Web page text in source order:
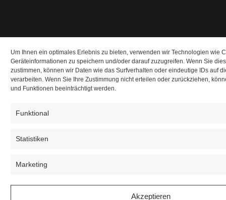
Um Ihnen ein optimales Erlebnis zu bieten, verwenden wir Technologien wie
Geräteinformationen zu speichern und/oder darauf zuzugreifen. Wenn Sie
zustimmen, können wir Daten wie das Surfverhalten oder eindeutige IDs auf
verarbeiten. Wenn Sie Ihre Zustimmung nicht erteilen oder zurückziehen,
und Funktionen beeinträchtigt werden.
Funktional
Statistiken
Marketing
Akzeptieren